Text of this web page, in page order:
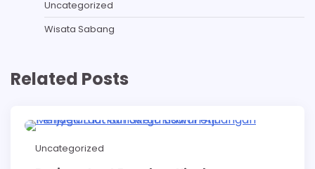
Uncategorized
Wisata Sabang
Related Posts
Uncategorized